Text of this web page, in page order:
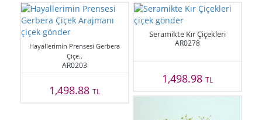
Hayallerimin Prensesi Gerbera
Çiçe..
AR0203
1,498.88TL
Seramikte Kır Çiçekleri
AR0278
1,498.98 TL